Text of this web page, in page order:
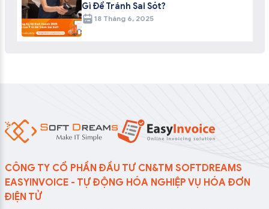
Gì Để Tránh Sai Sót?
18 Tháng 6, 2025
CÔNG TY CỔ PHẦN ĐẦU TƯ CN&TM SOFTDREAMS
EASYINVOICE - TỰ ĐỘNG HÓA NGHIỆP VỤ HÓA ĐƠN
ĐIỆN TỬ